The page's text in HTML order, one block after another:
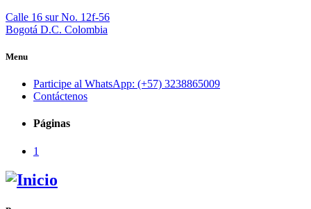
Calle 16 sur No. 12f-56
Bogotá D.C. Colombia
Menu
Participe al WhatsApp: (+57) 3238865009
Contáctenos
Páginas
1